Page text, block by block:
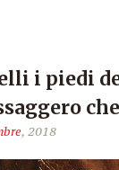
i piedi
, 2018